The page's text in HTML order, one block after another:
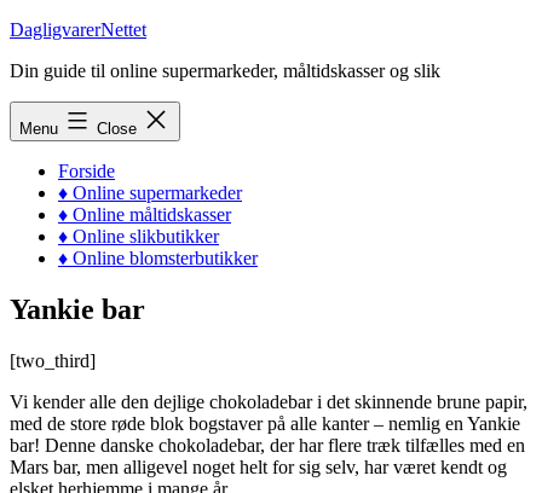
Skip
content
DagligvarerNettet
Din guide til online supermarkeder, måltidskasser og slik
Menu Close
Forside
♦ Online supermarkeder
♦ Online måltidskasser
♦ Online slikbutikker
♦ Online blomsterbutikker
Yankie bar
[two_third]
Vi kender alle den dejlige chokoladebar i det skinnende brune papir,
med de store røde blok bogstaver på alle kanter – nemlig en Yankie
bar! Denne danske chokoladebar, der har flere træk tilfælles med en
Mars bar, men alligevel noget helt for sig selv, har været kendt og
elsket herhjemme i mange år.